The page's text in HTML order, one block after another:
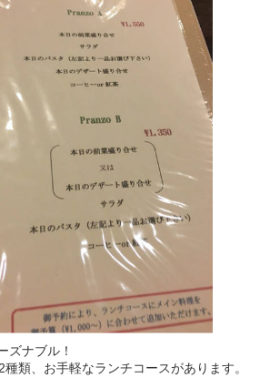
ズナブル！
類、お手軽なランチコースがあります。